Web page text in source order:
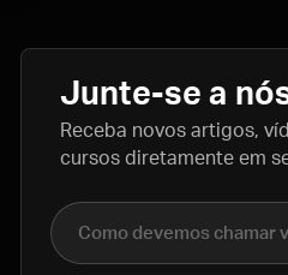
Junte-se a
Receba novos artigos,
cursos diretamente em
Nome completo